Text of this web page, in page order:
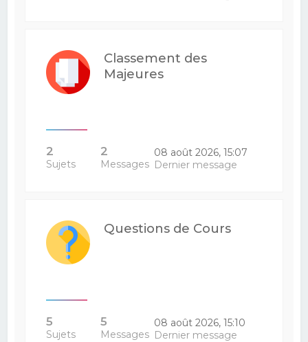
Classement des
Majeures
2
Sujets
2
Messages
08 août 2026, 15:07
Dernier message
Questions de Cours
5
Sujets
5
Messages
08 août 2026, 15:10
Dernier message